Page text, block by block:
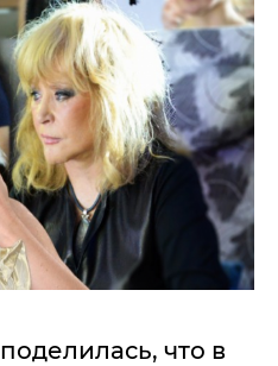
поделилась, что в